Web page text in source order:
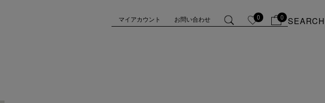
マイアカウント お問い合わせ 0 0 SEARCH